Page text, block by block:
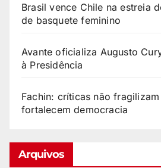
Brasil vence Chile na estreia
de basquete feminino
Avante oficializa Augusto
à Presidência
Fachin: críticas não fragilizam
fortalecem democracia
Arquivos